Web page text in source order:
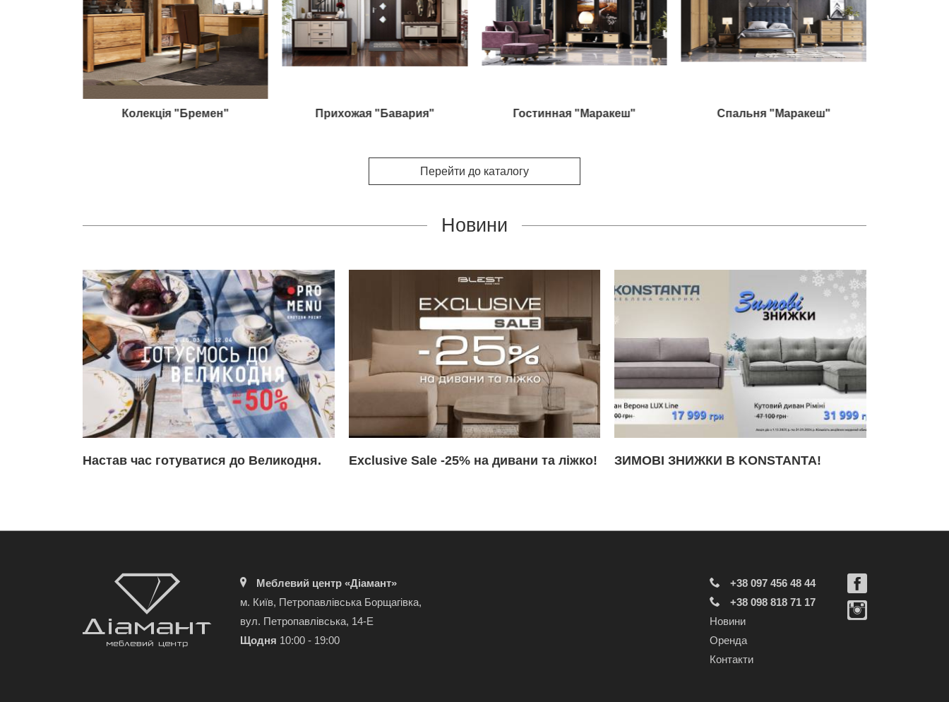
Колекція "Бремен" Прихожая "Бавария" Гостинная "Маракеш" Спальня "Маракеш"
Перейти до каталогу
Новини
Настав час готуватися до Великодня. Exclusive Sale -25% на дивани та ліжко! ЗИМОВІ ЗНИЖКИ В KONSTANTA!
Меблевий центр «Діамант»
м. Київ, Петропавлівська Борщагівка,
вул. Петропавлівська, 14-Е
Щодня 10:00 - 19:00
+38 097 456 48 44
+38 098 818 71 17
Новини
Оренда
Контакти